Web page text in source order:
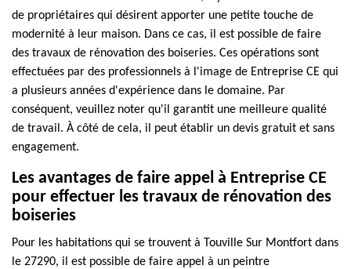
de propriétaires qui désirent apporter une petite touche de
modernité à leur maison. Dans ce cas, il est possible de faire
des travaux de rénovation des boiseries. Ces opérations sont
effectuées par des professionnels à l'image de Entreprise CE qui
a plusieurs années d'expérience dans le domaine. Par
conséquent, veuillez noter qu'il garantit une meilleure qualité
de travail. À côté de cela, il peut établir un devis gratuit et sans
engagement.
Les avantages de faire appel à Entreprise CE
pour effectuer les travaux de rénovation des
boiseries
Pour les habitations qui se trouvent à Touville Sur Montfort dans
le 27290, il est possible de faire appel à un peintre